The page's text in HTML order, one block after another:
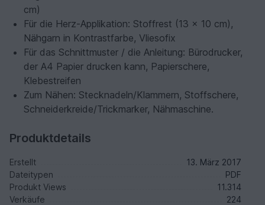
cm)
Für die Herz-Applikation: Stoffrest (13 x 10 cm),
Nähgarn in Kontrastfarbe, Vliesofix
Für das Schnittmuster / die Anleitung: Bürodrucker,
der A4 Papier drucken kann, Papierschere,
Klebestreifen
Zum Nähen: Stecknadeln/Klammern, Stoffschere,
Schneiderkreide/Trickmarker, Nähmaschine.
Produktdetails
Erstellt
13. März 2017
Dateitypen
PDF
Produkt Views
11.314
Verkäufe
224